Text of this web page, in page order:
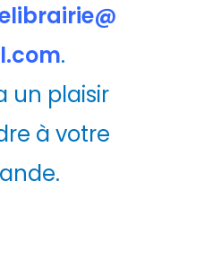
.
un plaisir
à votre